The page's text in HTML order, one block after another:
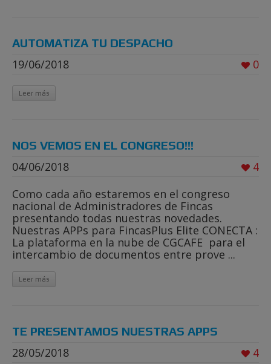
AUTOMATIZA TU DESPACHO
0
19/06/2018
Leer más
NOS VEMOS EN EL CONGRESO!!!
4
04/06/2018
Como cada año estaremos en el congreso
nacional de Administradores de Fincas
presentando todas nuestras novedades.
Nuestras APPs para FincasPlus Elite CONECTA :
La plataforma en la nube de CGCAFE para el
intercambio de documentos entre prove ...
Leer más
TE PRESENTAMOS NUESTRAS APPS
4
28/05/2018